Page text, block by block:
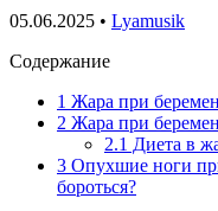
05.06.2025 • Lyamusik
Содержание
1 Жара при
2 Жара при
2.1 Диета в
3 Опухшие ноги
бороться?